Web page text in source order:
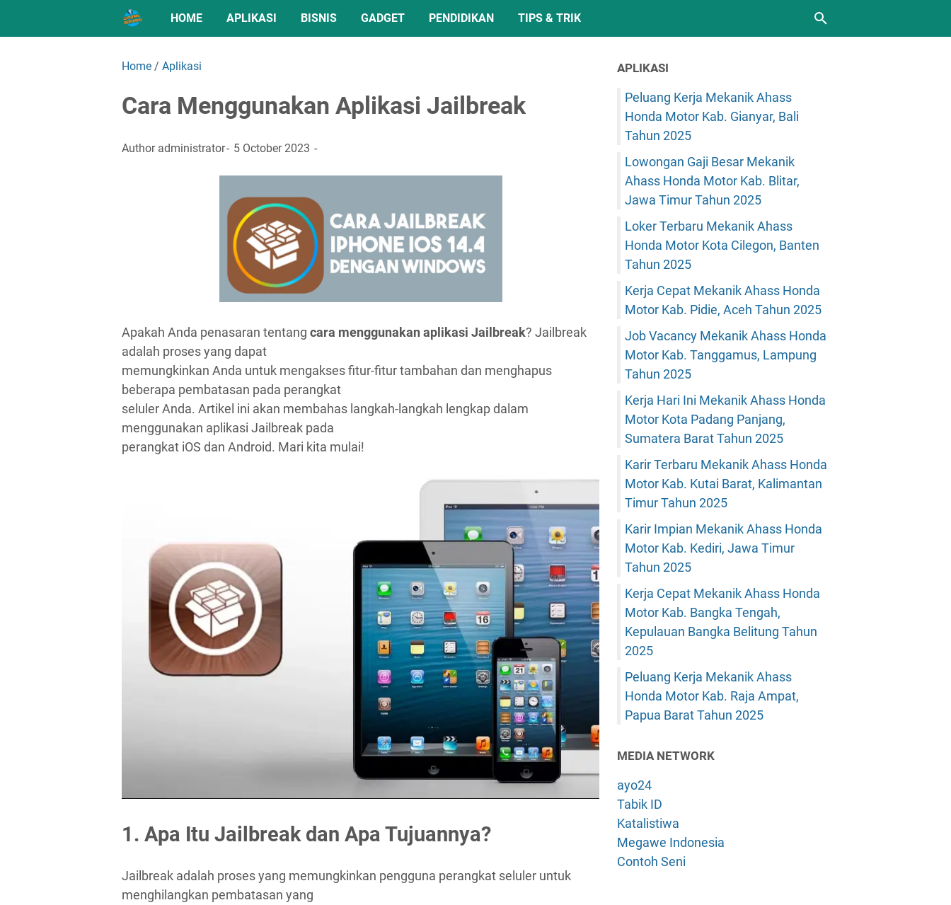
HOME APLIKASI BISNIS GADGET PENDIDIKAN TIPS & TRIK
Home / Aplikasi
Cara Menggunakan Aplikasi Jailbreak
Author administrator 5 October 2023
Apakah Anda penasaran tentang cara menggunakan aplikasi Jailbreak? Jailbreak
adalah proses yang dapat
memungkinkan Anda untuk mengakses fitur-fitur tambahan dan menghapus
beberapa pembatasan pada perangkat
seluler Anda. Artikel ini akan membahas langkah-langkah lengkap dalam
menggunakan aplikasi Jailbreak pada
perangkat iOS dan Android. Mari kita mulai!
1. Apa Itu Jailbreak dan Apa Tujuannya?
Jailbreak adalah proses yang memungkinkan pengguna perangkat seluler untuk
menghilangkan pembatasan yang
APLIKASI
Peluang Kerja Mekanik Ahass
Honda Motor Kab. Gianyar, Bali
Tahun 2025
Lowongan Gaji Besar Mekanik
Ahass Honda Motor Kab. Blitar,
Jawa Timur Tahun 2025
Loker Terbaru Mekanik Ahass
Honda Motor Kota Cilegon, Banten
Tahun 2025
Kerja Cepat Mekanik Ahass Honda
Motor Kab. Pidie, Aceh Tahun 2025
Job Vacancy Mekanik Ahass Honda
Motor Kab. Tanggamus, Lampung
Tahun 2025
Kerja Hari Ini Mekanik Ahass Honda
Motor Kota Padang Panjang,
Sumatera Barat Tahun 2025
Karir Terbaru Mekanik Ahass Honda
Motor Kab. Kutai Barat, Kalimantan
Timur Tahun 2025
Karir Impian Mekanik Ahass Honda
Motor Kab. Kediri, Jawa Timur
Tahun 2025
Kerja Cepat Mekanik Ahass Honda
Motor Kab. Bangka Tengah,
Kepulauan Bangka Belitung Tahun
2025
Peluang Kerja Mekanik Ahass
Honda Motor Kab. Raja Ampat,
Papua Barat Tahun 2025
MEDIA NETWORK
ayo24
Tabik ID
Katalistiwa
Megawe Indonesia
Contoh Seni